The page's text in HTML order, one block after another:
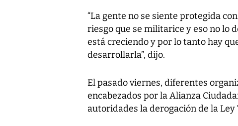
“La gente no se siente protegida
riesgo que se militarice y eso no lo
está creciendo y por lo tanto hay
desarrollarla”, dijo.
El pasado viernes, diferentes
encabezados por la Alianza
autoridades la derogación de la Ley